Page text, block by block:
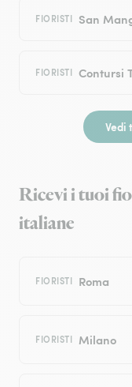
FIORISTI San
FIORISTI Contursi
Vedi
Ricevi i tuoi
italiane
FIORISTI Roma
FIORISTI Milano